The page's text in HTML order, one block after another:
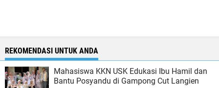
REKOMENDASI UNTUK ANDA
Mahasiswa KKN USK Edukasi Ibu Hamil dan
Bantu Posyandu di Gampong Cut Langien